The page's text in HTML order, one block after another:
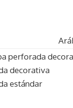
perforada
decorativa
estándar